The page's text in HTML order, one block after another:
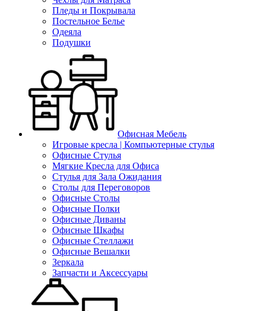
Пледы и Покрывала
Постельное Белье
Одеяла
Подушки
Офисная Мебель
Игровые кресла | Компьютерные стулья
Офисные Стулья
Мягкие Кресла для Офиса
Стулья для Зала Ожидания
Столы для Переговоров
Офисные Столы
Офисные Полки
Офисные Диваны
Офисные Шкафы
Офисные Стеллажи
Офисные Вешалки
Зеркала
Запчасти и Аксессуары